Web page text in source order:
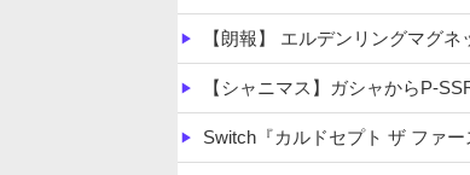
【朗報】 エルデンリングマグ
【シャニマス】ガシャからP-
Switch『カルドセプト ザ ファー